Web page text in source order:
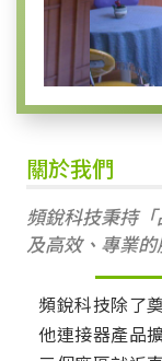
關於我們
頻銳科技秉持
及高效、專業
頻銳科技除了
他連接器產品